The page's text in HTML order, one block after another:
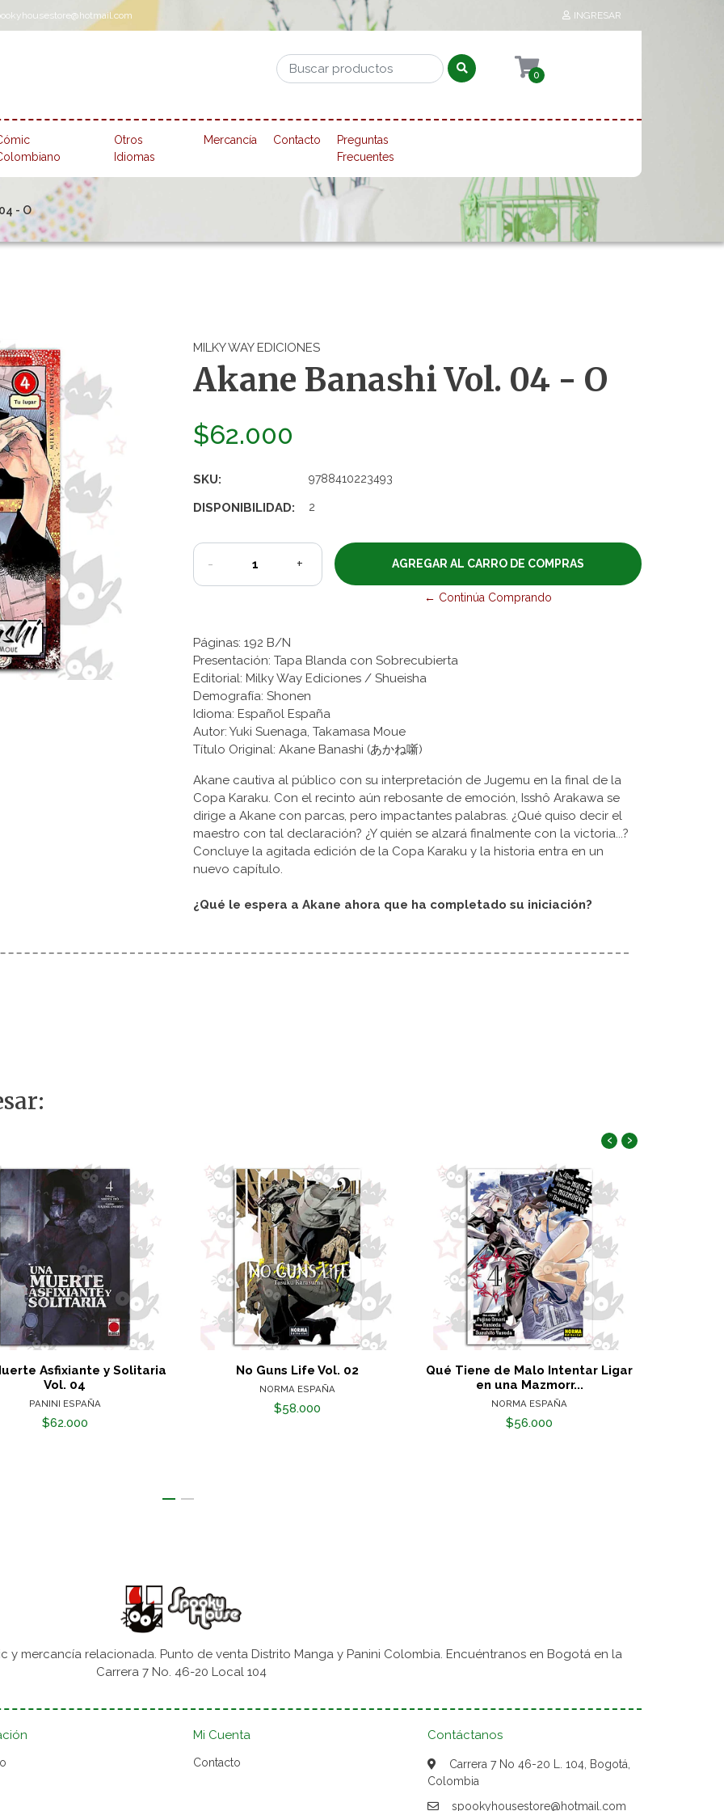
INGRESAR
0
Otros
Idiomas
Mercancía Contacto
Preguntas
Frecuentes
- O
MILKY WAY EDICIONES
Akane Banashi Vol. 04 - O
$62.000
SKU: 9788410223493
DISPONIBILIDAD: 2
- +
← Continúa Comprando
Páginas: 192 B/N
Presentación: Tapa Blanda con Sobrecubierta
Editorial: Milky Way Ediciones / Shueisha
Demografía: Shonen
Idioma: Español España
Autor: Yuki Suenaga, Takamasa Moue
Título Original: Akane Banashi (あかね噺)
Akane cautiva al público con su interpretación de Jugemu en la final de la
Copa Karaku. Con el recinto aún rebosante de emoción, Isshô Arakawa se
dirige a Akane con parcas, pero impactantes palabras. ¿Qué quiso decir el
maestro con tal declaración? ¿Y quién se alzará finalmente con la victoria...?
Concluye la agitada edición de la Copa Karaku y la historia entra en un
nuevo capítulo.
¿Qué le espera a Akane ahora que ha completado su iniciación?
Asfixiante y Solitaria
Vol. 04
PANINI ESPAÑA
$62.000
No Guns Life Vol. 02
NORMA ESPAÑA
$58.000
Qué Tiene de Malo Intentar Ligar
en una Mazmorr...
NORMA ESPAÑA
$56.000
‹ ›
y mercancía relacionada. Punto de venta Distrito Manga y Panini Colombia. Encuéntranos en Bogotá en la
Carrera 7 No. 46-20 Local 104
Mi Cuenta
Contacto
Contáctanos
Carrera 7 No 46-20 L. 104, Bogotá,
Colombia
spookyhousestore@hotmail.com